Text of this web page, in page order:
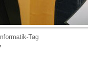
Tag